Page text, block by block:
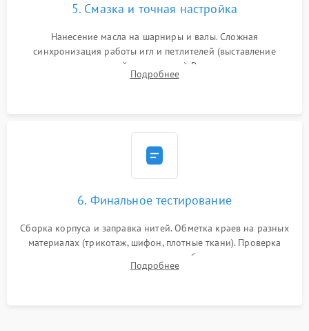
5. Смазка и точная настройка
Нанесение масла на шарниры и валы. Сложная
синхронизация работы игл и петлителей (выставление
зазоров до сотых долей миллиметра). Регулировка прижима
ножей, ширины обметки и хода дифференциального
Подробнее
6. Финальное тестирование
Сборка корпуса и заправка нитей. Обметка краев на разных
материалах (трикотаж, шифон, плотные ткани). Проверка
ровности среза, эластичности шва, работы ролевого шва и
отсутствия стягивания или волнистости ткани.
Подробнее